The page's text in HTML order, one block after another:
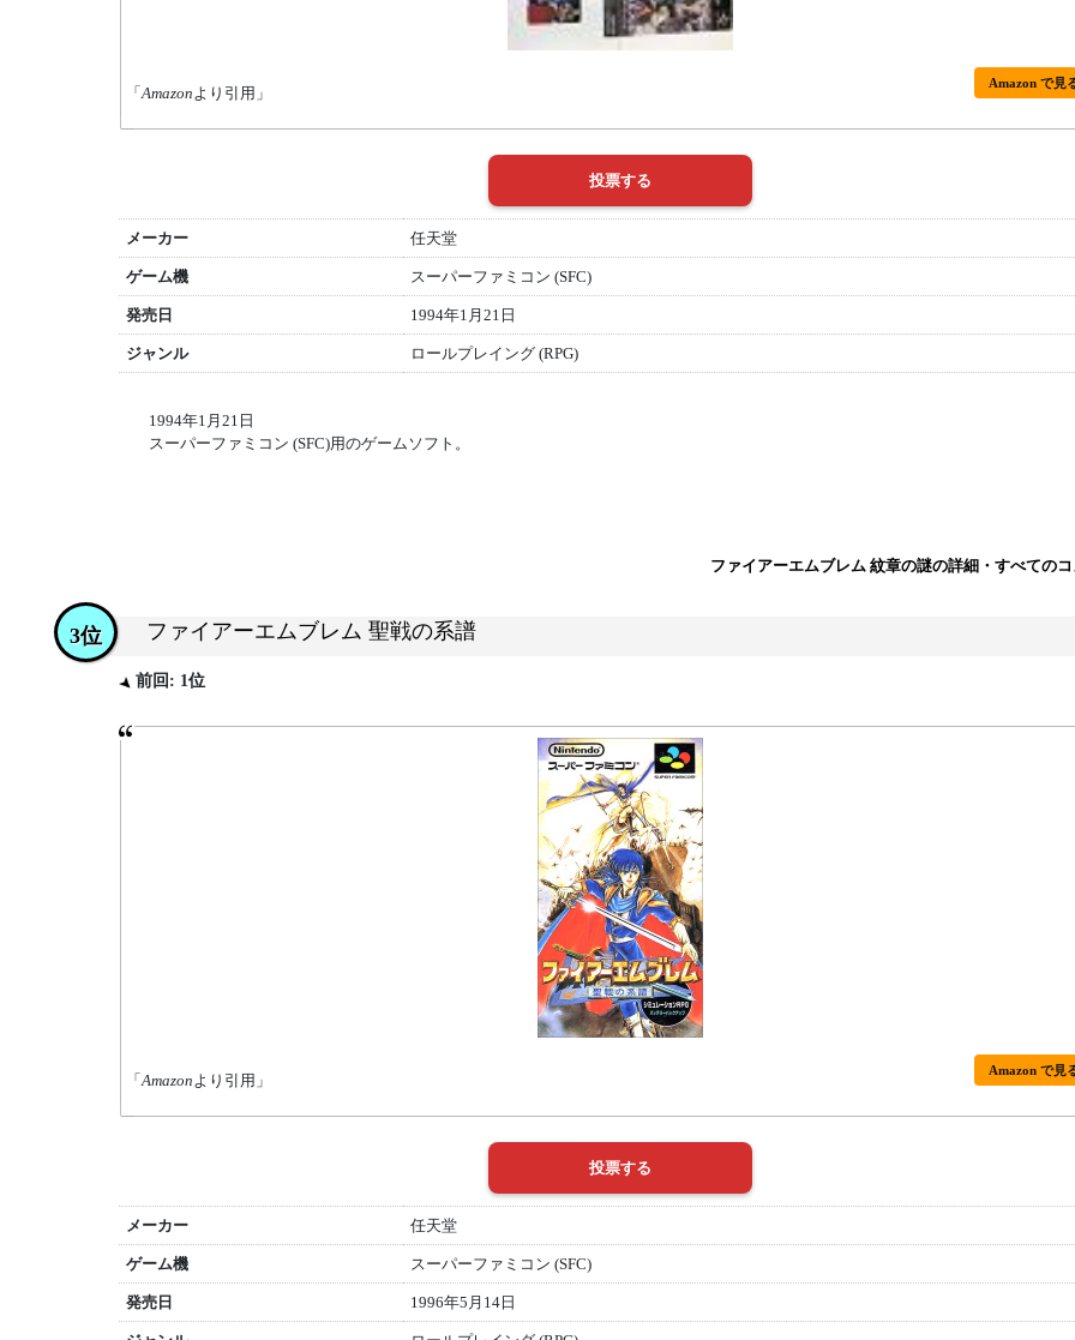
「Amazonより引用」
Amazon で見
メーカー 任天堂
ゲーム機 スーパーファミコン (SFC)
発売日 1994年1月21日
ジャンル ロールプレイング (RPG)
1994年1月21日
スーパーファミコン (SFC)用のゲームソフト。
ファイアーエムブレム 紋章の謎の詳細・すべての
ファイアーエムブレム 聖戦の系譜
3位
前回: 1位
「Amazonより引用」
Amazon で見
メーカー 任天堂
ゲーム機 スーパーファミコン (SFC)
発売日 1996年5月14日